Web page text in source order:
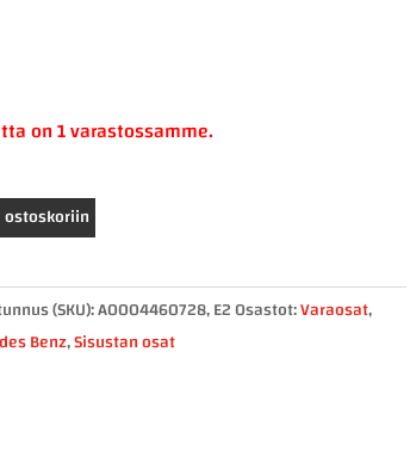
on 1 varastossamme.
ostoskoriin
(SKU):A0004460728, E2Osastot:Varaosat,
Benz,Sisustan osat